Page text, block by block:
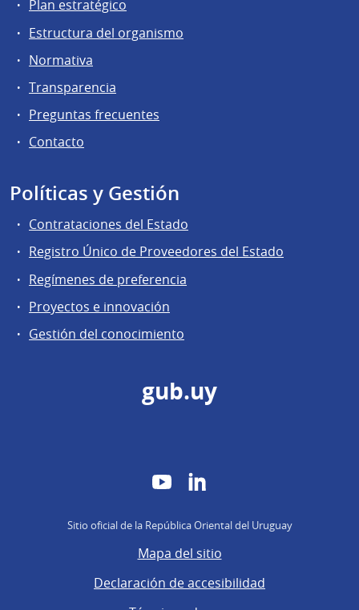
Plan estratégico
Estructura del organismo
Normativa
Transparencia
Preguntas frecuentes
Contacto
Políticas y Gestión
Contrataciones del Estado
Registro Único de Proveedores del Estado
Regímenes de preferencia
Proyectos e innovación
Gestión del conocimiento
gub.uy
YouTube
Sitio oficial de la República Oriental del Uruguay
Mapa del sitio
Declaración de accesibilidad